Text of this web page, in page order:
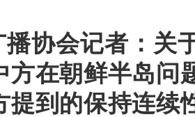
播协会记者：关
方在朝鲜半岛问
提到的保持连续